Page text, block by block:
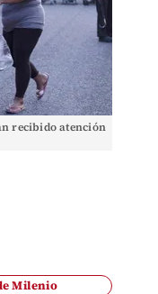
recibido atención
Milenio